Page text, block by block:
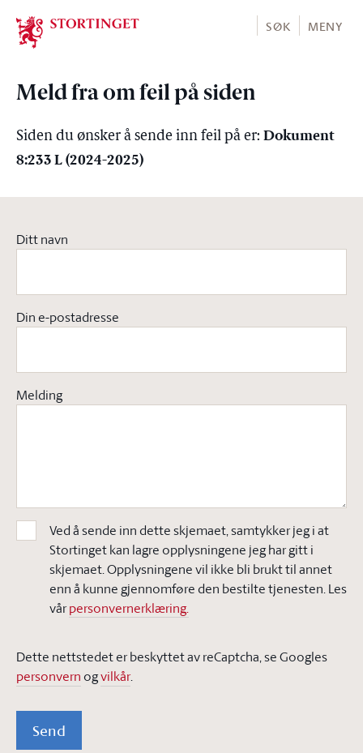
Stortinget.no
SØK MENY
Meld fra om feil på siden
Siden du ønsker å sende inn feil på er: Dokument
8:233 L (2024-2025)
Ditt navn
Din e-postadresse
Melding
Ved å sende inn dette skjemaet, samtykker jeg i at
Stortinget kan lagre opplysningene jeg har gitt i
skjemaet. Opplysningene vil ikke bli brukt til annet
enn å kunne gjennomføre den bestilte tjenesten. Les
vårpersonvernerklæring.
Dette nettstedet er beskyttet av reCaptcha, se Googles
personvern ogvilkår.
Send